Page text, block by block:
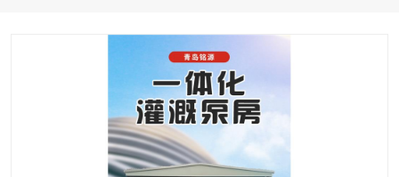
智能旋转喷射器
液动限流闸门
加压泵房/灌溉泵房 一体化预制泵站
不锈钢浮筒阀 真空冲洗装置